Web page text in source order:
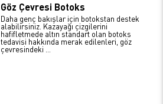
Göz Çevresi Botoks
Daha genç bakışlar için botokstan destek
alabilirsiniz. Kazayağı çizgilerini
hafifletmede altın standart olan botoks
tedavisi hakkında merak edilenleri, göz
çevresindeki ...